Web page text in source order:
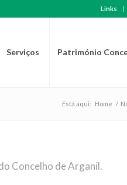
Links
Serviços Património
Está aqui: Home /
Concelho de Arganil.